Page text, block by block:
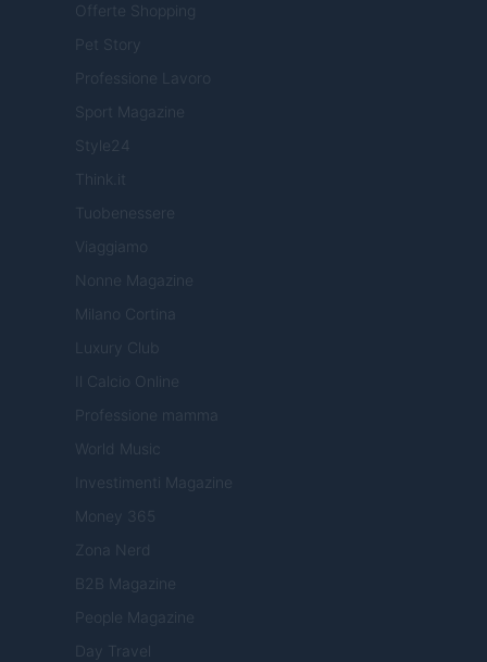
Offerte Shopping
Pet Story
Professione Lavoro
Sport Magazine
Style24
Think.it
Tuobenessere
Viaggiamo
Nonne Magazine
Milano Cortina
Luxury Club
Il Calcio Online
Professione mamma
World Music
Investimenti Magazine
Money 365
Zona Nerd
B2B Magazine
People Magazine
Day Travel